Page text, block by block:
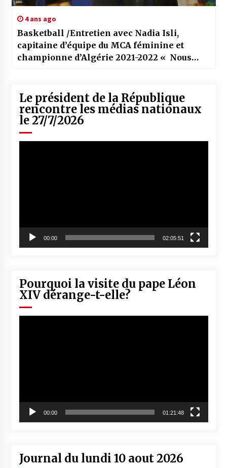
4 ans ago
Basketball /Entretien avec Nadia Isli,
capitaine d’équipe du MCA féminine et
championne d’Algérie 2021-2022 « Nous
Le président de la République
rencontre les médias nationaux
le 27/7/2026
00:00 02:05:51
Pourquoi la visite du pape Léon
XIV dérange-t-elle?
00:00 01:21:48
Journal du lundi 10 aout 2026